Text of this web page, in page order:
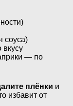
соуса)
— по
плёнки и
избавит от